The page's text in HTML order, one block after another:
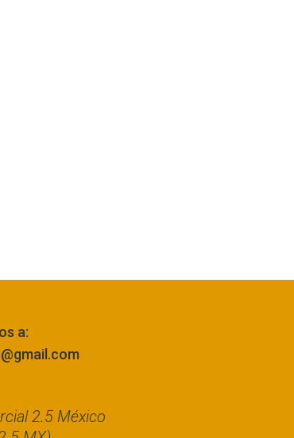
a:
2.5 México